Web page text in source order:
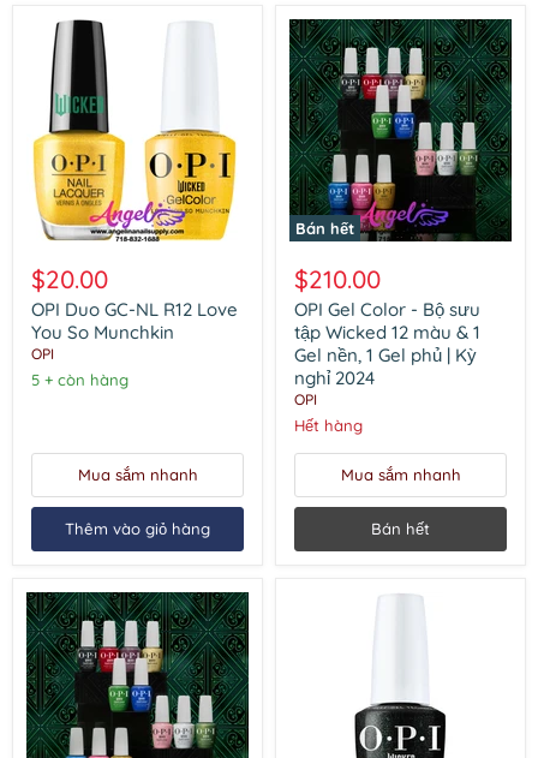
Duo
GC-
NL
R12
Love
You
So
$20.00
OPI Duo GC-NL R12 Love
You So Munchkin
OPI
5 + còn hàng
Mua sắm nhanh
Thêm vào giỏ hàng
Bán hết
Gel
Color
-
Bộ
sưu
tập
Wicked
12
màu
nền,
phủ
$210.00
OPI Gel Color - Bộ sưu
tập Wicked 12 màu & 1
Gel nền, 1 Gel phủ | Kỳ
nghỉ 2024
OPI
Hết hàng
Mua sắm nhanh
Bán hết